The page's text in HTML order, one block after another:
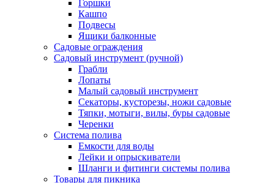
Горшки
Кашпо
Подвесы
Ящики балконные
Садовые ограждения
Садовый инструмент (ручной)
Грабли
Лопаты
Малый садовый инструмент
Секаторы, кусторезы, ножи садовые
Тяпки, мотыги, вилы, буры садовые
Черенки
Система полива
Емкости для воды
Лейки и опрыскиватели
Шланги и фитинги системы полива
Товары для пикника